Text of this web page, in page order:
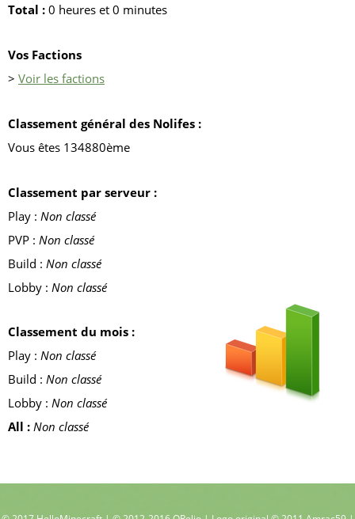
Total : 0 heures et 0 minutes
Vos Factions
> Voir les factions
Classement général des Nolifes :
Vous êtes 134880ème
Classement par serveur :
Play : Non classé
PVP : Non classé
Build : Non classé
Lobby : Non classé
Classement du mois :
Play : Non classé
Build : Non classé
Lobby : Non classé
All : Non classé